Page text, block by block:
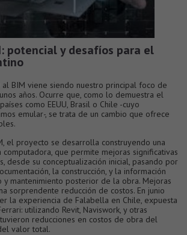
potencial y desafíos para el
al BIM viene siendo nuestro principal foco de
años. Ocurre que, como lo demuestra el
como EEUU, Brasil o Chile -cuyo
emular-, se trata de un cambio que ofrece
el proyecto se desarrolla construyendo una
computadora, que permite mejoras significativas
desde su conceptualización inicial, pasando por
la construcción, y la información
y mantenimiento posterior de la obra. Mejoras
sorprendente reducción de costos. En junio
la experiencia de Falabella en Chile, expuesta
utilizando Revit, Naviswork, y otras
reducciones en costos de obra del
valor total.